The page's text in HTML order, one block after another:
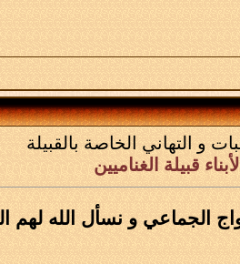
و التهاني الخاصة بالقبيلة
قبيلة الغناميين
الجماعي و نسأل الله لهم